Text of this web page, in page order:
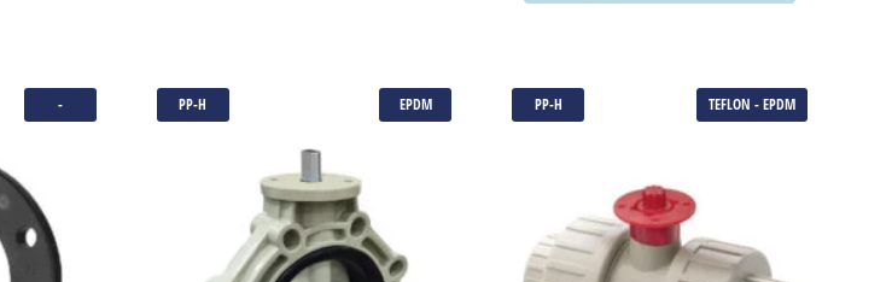
- PP-H EPDM PP-H TEFLON - EPDM